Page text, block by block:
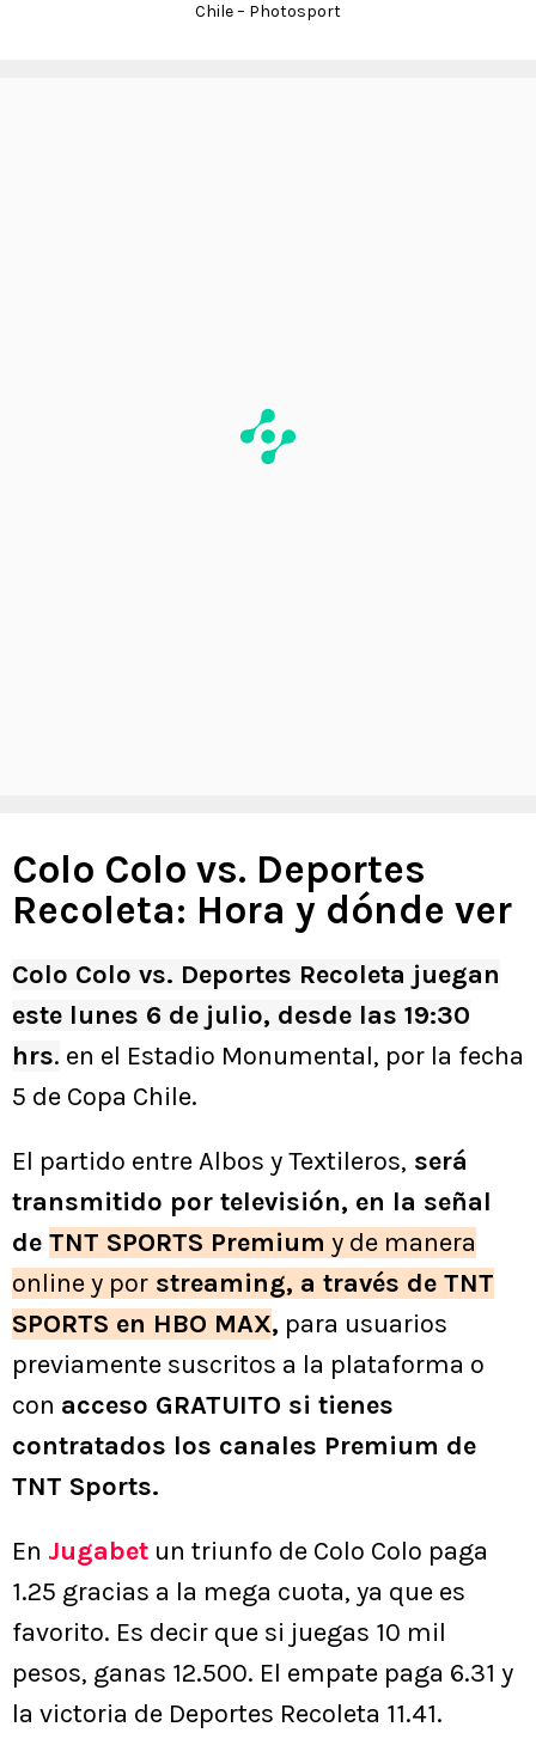
Chile – Photosport
Colo Colo vs. Deportes
Recoleta: Hora y dónde ver
Colo Colo vs. Deportes Recoleta juegan
este lunes 6 de julio, desde las 19:30
hrs. en el Estadio Monumental, por la fecha
5 de Copa Chile.
El partido entre Albos y Textileros, será
transmitido por televisión, en la señal
de TNT SPORTS Premium y de manera
online y por streaming, a través de TNT
SPORTS en HBO MAX, para usuarios
previamente suscritos a la plataforma o
con acceso GRATUITO si tienes
contratados los canales Premium de
TNT Sports.
En Jugabet un triunfo de Colo Colo paga
1.25 gracias a la mega cuota, ya que es
favorito. Es decir que si juegas 10 mil
pesos, ganas 12.500. El empate paga 6.31 y
la victoria de Deportes Recoleta 11.41.